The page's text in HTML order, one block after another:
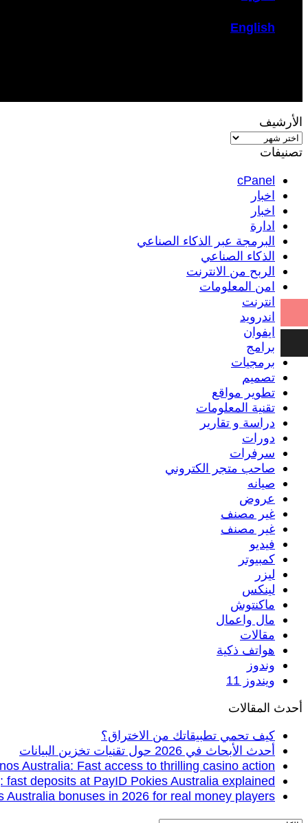
English
الأرشيف
الأرشيف
تصنيفات
cPanel
اخبار
اخبار
ادارة
البرمجة عبر الذكاء الصناعي
الذكاء الصناعي
الربح من الانترنت
امن المعلومات
انترنت
اندرويد
ايفوان
برامج
برمجيات
تصميم
تطوير مواقع
تقنية المعلومات
دراسة و تقارير
دورات
سرفرات
صاحب متجر الكتروني
صيانه
عروض
غير مصنف
غير مصنف
فيديو
كمبيوتر
ليزر
لينكس
ماكنتوش
مال واعمال
مقالات
هواتف ذكية
وندوز
ويندوز 11
أحدث المقالات
كيف تحمي تطبيقاتك من الاختراق؟
أحدث الأبحاث في 2026 حول تقنيات تخزين البيانات
Australia: Fast access to thrilling casino action
fast deposits at PayID Pokies Australia explained
Australia bonuses in 2026 for real money players